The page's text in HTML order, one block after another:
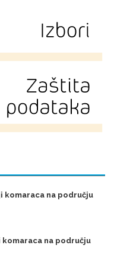
komaraca na području
na području